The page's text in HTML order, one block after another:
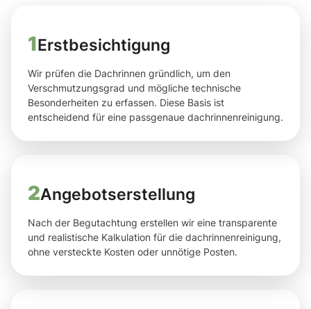
1Erstbesichtigung
Wir prüfen die Dachrinnen gründlich, um den
Verschmutzungsgrad und mögliche technische
Besonderheiten zu erfassen. Diese Basis ist
entscheidend für eine passgenaue dachrinnenreinigung.
2Angebotserstellung
Nach der Begutachtung erstellen wir eine transparente
und realistische Kalkulation für die dachrinnenreinigung,
ohne versteckte Kosten oder unnötige Posten.